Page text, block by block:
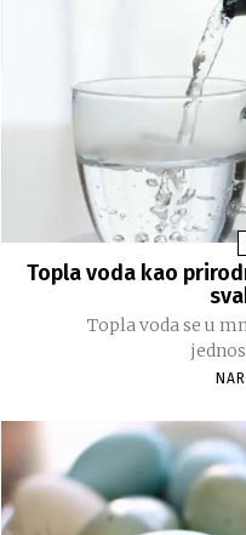
Topla voda kao
Topla voda se u